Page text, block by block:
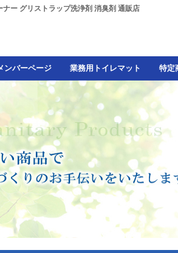
ー グリストラップ洗浄剤 消臭剤 通販店
ンバーページ 業務用トイレマット 特定